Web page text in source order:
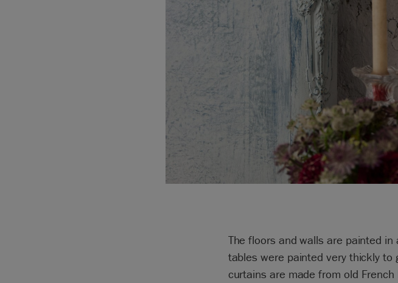
The floors and walls are painted
tables were painted very thickly to
curtains are made from old